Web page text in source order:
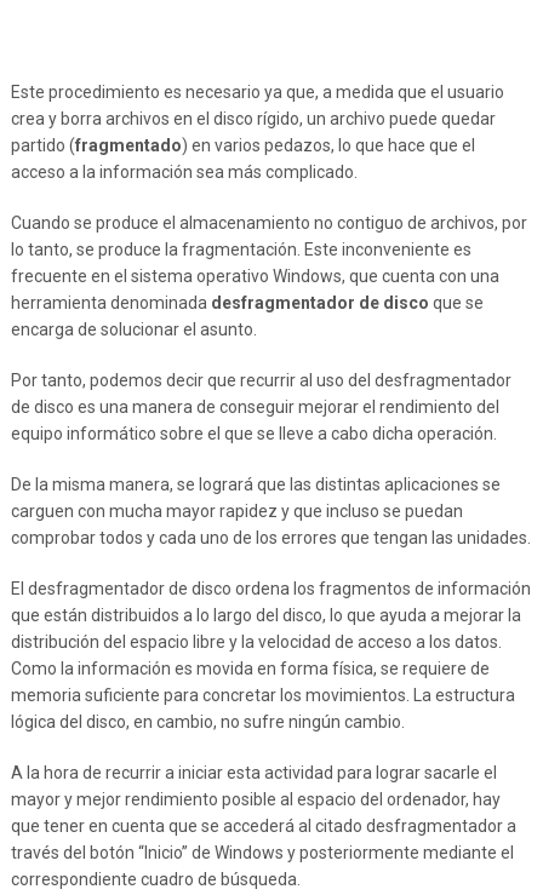
Este procedimiento es necesario ya que, a medida que el usuario
crea y borra archivos en el disco rígido, un archivo puede quedar
partido (fragmentado) en varios pedazos, lo que hace que el
acceso a la información sea más complicado.
Cuando se produce el almacenamiento no contiguo de archivos, por
lo tanto, se produce la fragmentación. Este inconveniente es
frecuente en el sistema operativo Windows, que cuenta con una
herramienta denominada desfragmentador de disco que se
encarga de solucionar el asunto.
Por tanto, podemos decir que recurrir al uso del desfragmentador
de disco es una manera de conseguir mejorar el rendimiento del
equipo informático sobre el que se lleve a cabo dicha operación.
De la misma manera, se logrará que las distintas aplicaciones se
carguen con mucha mayor rapidez y que incluso se puedan
comprobar todos y cada uno de los errores que tengan las unidades.
El desfragmentador de disco ordena los fragmentos de información
que están distribuidos a lo largo del disco, lo que ayuda a mejorar la
distribución del espacio libre y la velocidad de acceso a los datos.
Como la información es movida en forma física, se requiere de
memoria suficiente para concretar los movimientos. La estructura
lógica del disco, en cambio, no sufre ningún cambio.
A la hora de recurrir a iniciar esta actividad para lograr sacarle el
mayor y mejor rendimiento posible al espacio del ordenador, hay
que tener en cuenta que se accederá al citado desfragmentador a
través del botón “Inicio” de Windows y posteriormente mediante el
correspondiente cuadro de búsqueda.